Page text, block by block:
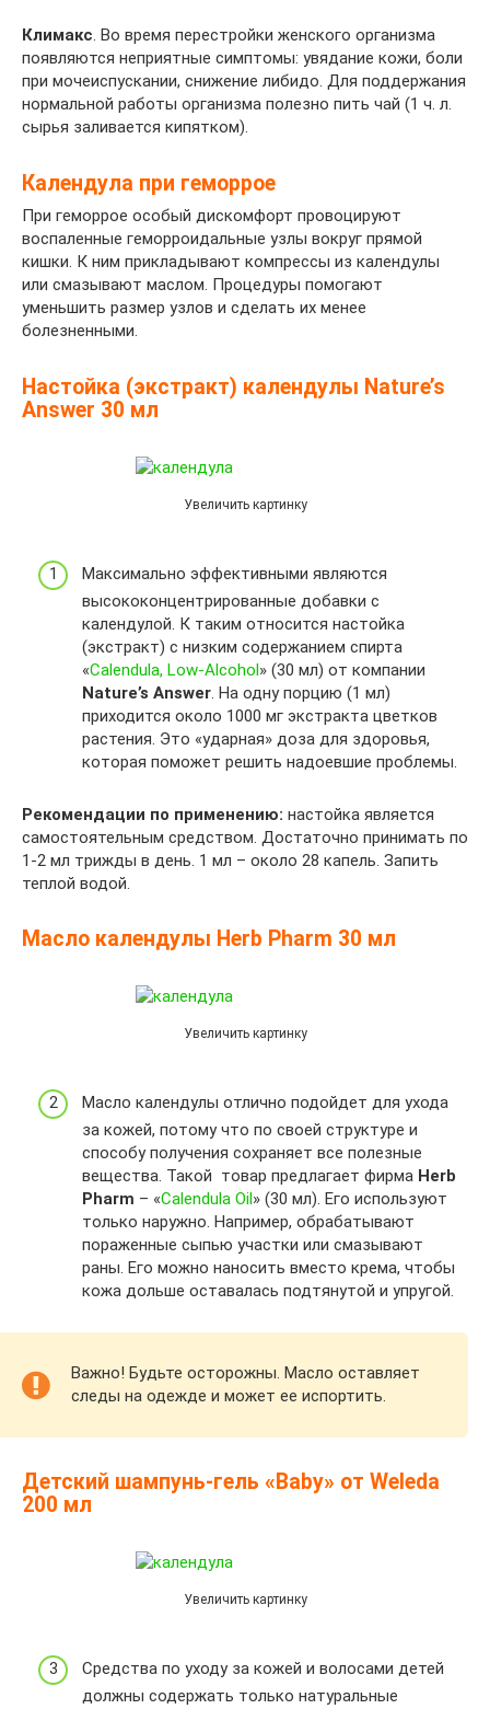
Климакс. Во время перестройки женского организма
появляются неприятные симптомы: увядание кожи, боли
при мочеиспускании, снижение либидо. Для поддержания
нормальной работы организма полезно пить чай (1 ч. л.
сырья заливается кипятком).
Календула при геморрое
При геморрое особый дискомфорт провоцируют
воспаленные геморроидальные узлы вокруг прямой
кишки. К ним прикладывают компрессы из календулы
или смазывают маслом. Процедуры помогают
уменьшить размер узлов и сделать их менее
болезненными.
Настойка (экстракт) календулы Nature’s
Answer 30 мл
Увеличить картинку
Максимально эффективными являются
высококонцентрированные добавки с
календулой. К таким относится настойка
(экстракт) с низким содержанием спирта
«Calendula, Low-Alcohol» (30 мл) от компании
Nature’s Answer. На одну порцию (1 мл)
приходится около 1000 мг экстракта цветков
растения. Это «ударная» доза для здоровья,
которая поможет решить надоевшие проблемы.
Рекомендации по применению: настойка является
самостоятельным средством. Достаточно принимать по
1-2 мл трижды в день. 1 мл – около 28 капель. Запить
теплой водой.
Масло календулы Herb Pharm 30 мл
Увеличить картинку
Масло календулы отлично подойдет для ухода
за кожей, потому что по своей структуре и
способу получения сохраняет все полезные
вещества. Такой товар предлагает фирма Herb
Pharm – «Calendula Oil » (30 мл). Его используют
только наружно. Например, обрабатывают
пораженные сыпью участки или смазывают
раны. Его можно наносить вместо крема, чтобы
кожа дольше оставалась подтянутой и упругой.
Важно! Будьте осторожны. Масло оставляет
следы на одежде и может ее испортить.
Детский шампунь-гель «Baby» от Weleda
200 мл
Увеличить картинку
Средства по уходу за кожей и волосами детей
должны содержать только натуральные